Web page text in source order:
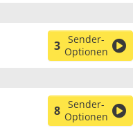
3 Sender-
Optionen
8 Sender-
Optionen